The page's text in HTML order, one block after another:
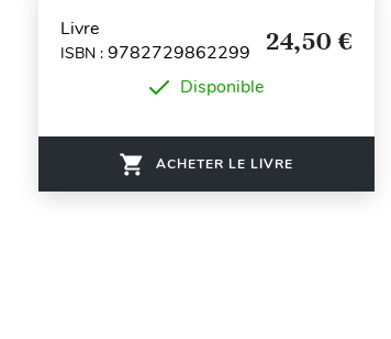
Livre
ISBN : 9782729862299 24,50 €
Disponible
ACHETER LE LIVRE